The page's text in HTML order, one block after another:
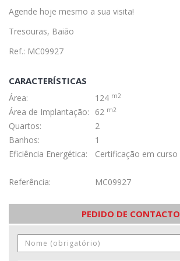
Agende hoje mesmo a sua visita!
Tresouras, Baião
Ref.: MC09927
CARACTERÍSTICAS
Área: 124 m2
Área de Implantação: 62 m2
Quartos:
2
Banhos:
1
Eficiência Energética:
Certificação em curso
Referência: MC09927
PEDIDO DE CONTACTO